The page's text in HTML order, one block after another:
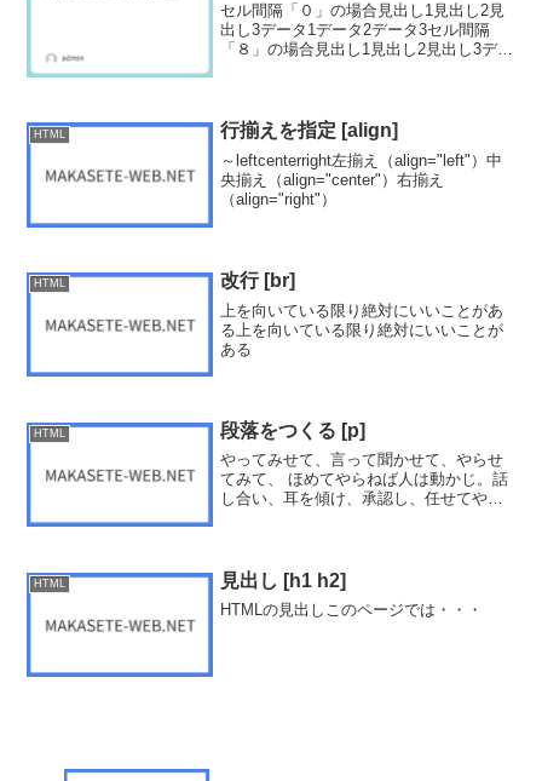
セル間隔「０」の場合見出し1見出し2見
出し3データ1データ2データ3セル間隔
「８」の場合見出し1見出し2見出し3デー
HTML 行揃えを指定 [align]
～leftcenterright左揃え（align="left"）中
央揃え（align="center"）右揃え
（align="right"）
HTML 改行 [br]
上を向いている限り絶対にいいことがあ
る上を向いている限り絶対にいいことが
ある
HTML 段落をつくる [p]
やってみせて、言って聞かせて、やらせ
てみて、 ほめてやらねば人は動かじ。話
し合い、耳を傾け、承認し、任せてやら
らせてみて、 ほめてやら...
HTML 見出し [h1 h2]
HTMLの見出しこのページでは・・・